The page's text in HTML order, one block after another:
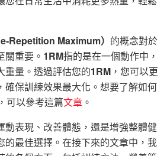
Repetition Maximum） 的概念對於
關重要。 1RM指的是在一個動作中，
重量。透過評估您的1RM ，您可以更
確保訓練效果最大化。想要了解如何
可以參考這篇文章 。
動表現、改善體態，還是增強整體健
的最佳選擇。在接下來的文章中，我